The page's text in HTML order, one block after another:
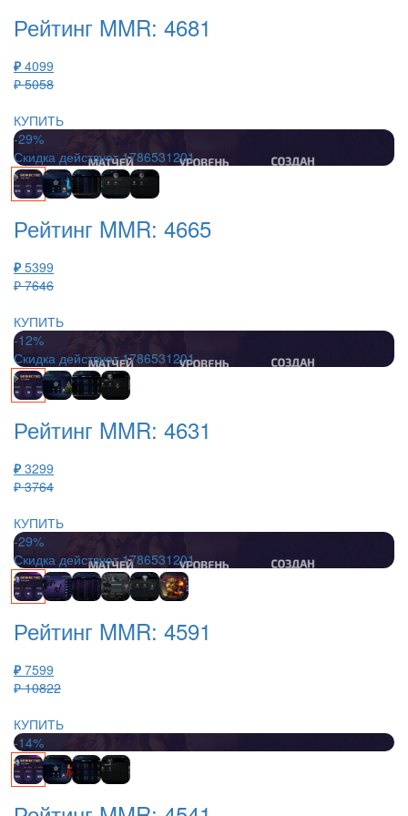
Рейтинг MMR: 4681
₽ 4099
₽ 5058
КУПИТЬ
-29%
Скидка действует 1786531201
Рейтинг MMR: 4665
₽ 5399
₽ 7646
КУПИТЬ
-12%
Скидка действует 1786531201
Рейтинг MMR: 4631
₽ 3299
₽ 3764
КУПИТЬ
-29%
Скидка действует 1786531201
Рейтинг MMR: 4591
₽ 7599
₽ 10822
КУПИТЬ
-14%